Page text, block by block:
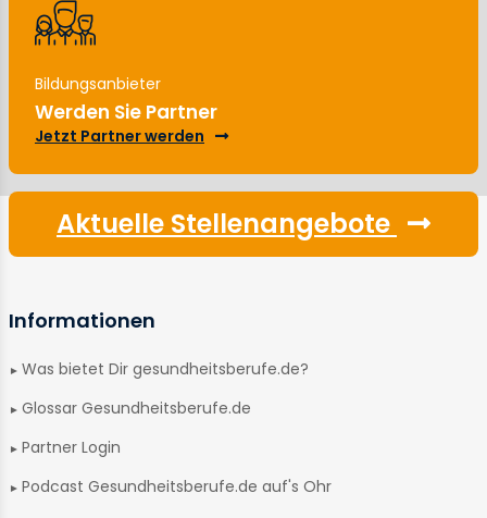
Bildungsanbieter
Werden Sie Partner
Jetzt Partner werden
Aktuelle Stellenangebote
Informationen
Was bietet Dir gesundheitsberufe.de?
Glossar Gesundheitsberufe.de
Partner Login
Podcast Gesundheitsberufe.de auf's Ohr